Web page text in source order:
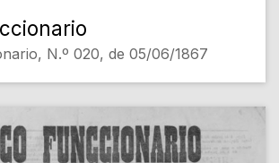
N.º 020, de 05/06/1867